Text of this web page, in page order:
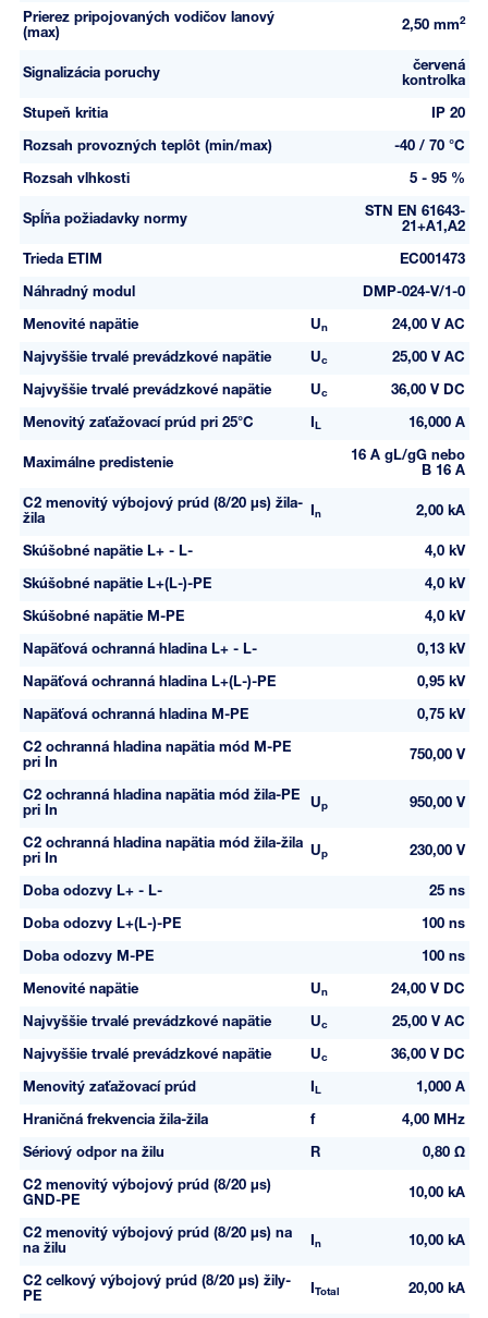
Prierez pripojovaných vodičov lanový
(max)
2,50 mm2
Signalizácia poruchy
červená
kontrolka
Stupeň kritia IP 20
Rozsah provozných teplôt (min/max) -40 / 70 °C
Rozsah vlhkosti 5 - 95 %
Spĺňa požiadavky normy
STN EN 61643-
21+A1,A2
Trieda ETIM EC001473
Náhradný modul DMP-024-V/1-0
Menovité napätie Un 24,00 V AC
Najvyššie trvalé prevádzkové napätie Uc 25,00 V AC
Najvyššie trvalé prevádzkové napätie Uc 36,00 V DC
Menovitý zaťažovací prúd pri 25°C L 16,000 A
Maximálne predistenie
16 A gL/gG nebo
B 16 A
C2 menovitý výbojový prúd (8/20 µs) žila-
žila
n 2,00 kA
Skúšobné napätie L+ - L- 4,0 kV
Skúšobné napätie L+(L-)-PE 4,0 kV
Skúšobné napätie M-PE 4,0 kV
Napäťová ochranná hladina L+ - L- 0,13 kV
Napäťová ochranná hladina L+(L-)-PE 0,95 kV
Napäťová ochranná hladina M-PE 0,75 kV
C2 ochranná hladina napätia mód M-PE
pri In
750,00 V
C2 ochranná hladina napätia mód žila-PE
pri In
Up 950,00 V
C2 ochranná hladina napätia mód žila-žila
pri In
Up 230,00 V
Doba odozvy L+ - L- 25 ns
Doba odozvy L+(L-)-PE 100 ns
Doba odozvy M-PE 100 ns
Menovité napätie Un 24,00 V DC
Najvyššie trvalé prevádzkové napätie Uc 25,00 V AC
Najvyššie trvalé prevádzkové napätie Uc 36,00 V DC
Menovitý zaťažovací prúd L 1,000 A
Hraničná frekvencia žila-žila f 4,00 MHz
Sériový odpor na žilu R 0,80 Ω
C2 menovitý výbojový prúd (8/20 µs)
GND-PE
10,00 kA
C2 menovitý výbojový prúd (8/20 µs) na
na žilu
n 10,00 kA
C2 celkový výbojový prúd (8/20 µs) žily-
PE
Total 20,00 kA